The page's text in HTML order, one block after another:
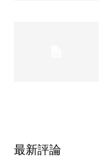
最新評論